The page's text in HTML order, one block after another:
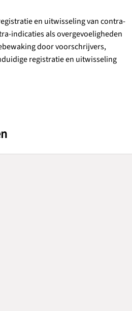
en uitwisseling van contra-
indicaties als overgevoeligheden
door voorschrijvers,
registratie en uitwisseling